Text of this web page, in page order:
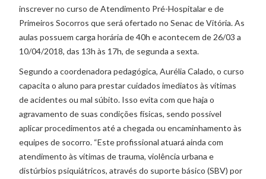
inscrever no curso de Atendimento Pré-Hospitalar e de
Primeiros Socorros que será ofertado no Senac de Vitória. As
aulas possuem carga horária de 40h e acontecem de 26/03 a
10/04/2018, das 13h às 17h, de segunda a sexta.
Segundo a coordenadora pedagógica, Aurélia Calado, o curso
capacita o aluno para prestar cuidados imediatos às vítimas
de acidentes ou mal súbito. Isso evita com que haja o
agravamento de suas condições físicas, sendo possível
aplicar procedimentos até a chegada ou encaminhamento às
equipes de socorro. “Este profissional atuará ainda com
atendimento às vítimas de trauma, violência urbana e
distúrbios psiquiátricos, através do suporte básico (SBV) por